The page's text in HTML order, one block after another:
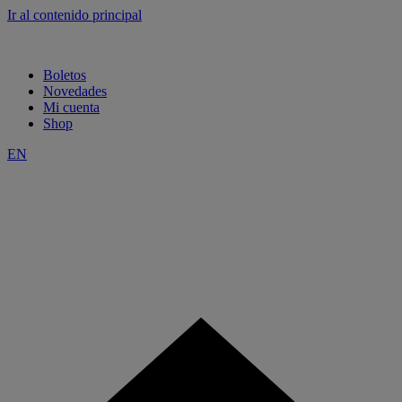
Ir al contenido principal
Boletos
Novedades
Mi cuenta
Shop
EN